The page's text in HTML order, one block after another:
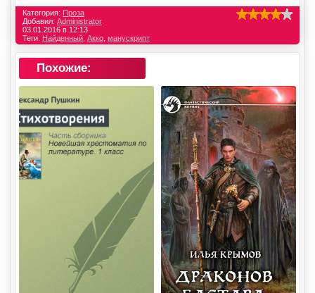
Категория: Проза
Добавил: Administrator
03.01.2016 в 12:13
Теги: Найденный Акко манускрипт
Похожие: